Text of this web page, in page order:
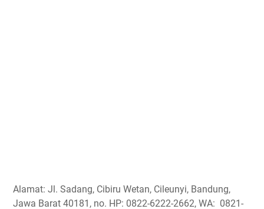
Alamat: Jl. Sadang, Cibiru Wetan, Cileunyi, Bandung,
Jawa Barat 40181, no. HP: 0822-6222-2662, WA: 0821-